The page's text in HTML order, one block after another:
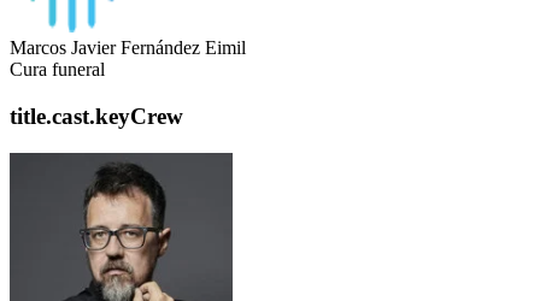
Marcos Javier Fernández Eimil
Cura funeral
title.cast.keyCrew